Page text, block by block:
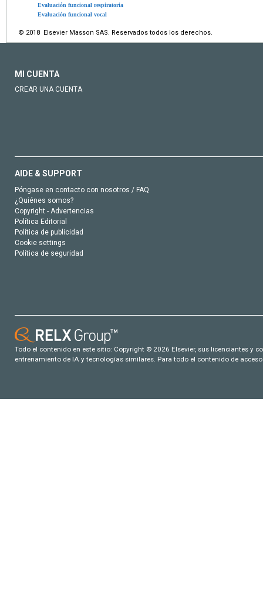
Evaluación funcional respiratoria
Evaluación funcional vocal
© 2018 Elsevier Masson SAS. Reservados todos los derechos.
MI CUENTA
CREAR UNA CUENTA
AIDE & SUPPORT
Póngase en contacto con nosotros / FAQ
¿Quiénes somos?
Copyright - Advertencias
Política Editorial
Política de publicidad
Cookie settings
Política de seguridad
Todo el contenido en este sitio: Copyright © 2026 Elsevier, sus licenciantes y
entrenamiento de IA y tecnologías similares. Para todo el contenido de